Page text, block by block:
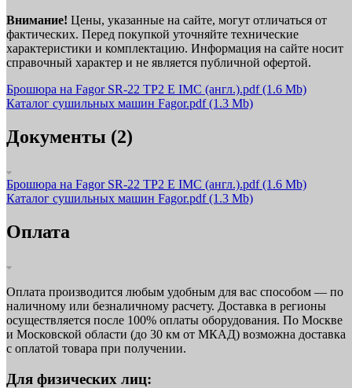
Внимание! Цены, указанные на сайте, могут отличаться от
фактических. Перед покупкой уточняйте технические
характеристики и комплектацию. Информация на сайте носит
справочный характер и не является публичной офертой.
Брошюра на Fagor SR-22 TP2 E IMC (англ.).pdf(1.6 Mb)
Каталог сушильных машин Fagor.pdf(1.3 Mb)
Документы (2)
Брошюра на Fagor SR-22 TP2 E IMC (англ.).pdf(1.6 Mb)
Каталог сушильных машин Fagor.pdf(1.3 Mb)
Оплата
Оплата производится любым удобным для вас способом — по
наличному или безналичному расчету. Доставка в регионы
осуществляется после 100% оплаты оборудования. По Москве
и Московской области (до 30 км от МКАД) возможна доставка
с оплатой товара при получении.
Для физических лиц: